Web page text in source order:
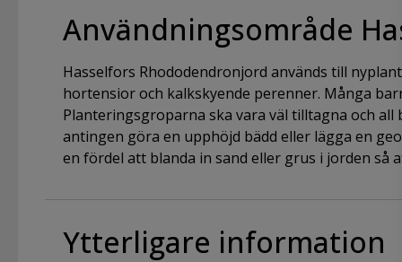
Användningsområde
Hasselfors Rhododendronjord används till
hortensior och kalkskyende perenner. Många
Planteringsgroparna ska vara väl tilltagna och
antingen göra en upphöjd bädd eller lägga en
en fördel att blanda in sand eller grus i jorden så
Ytterligare information